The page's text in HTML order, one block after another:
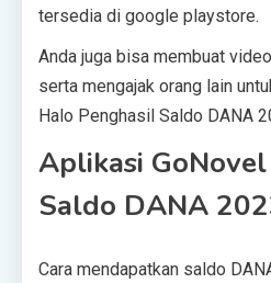
tersedia di google playstore.
Anda juga bisa membuat
serta mengajak orang lain
Halo Penghasil Saldo DANA
Aplikasi
Saldo DANA
Cara mendapatkan saldo